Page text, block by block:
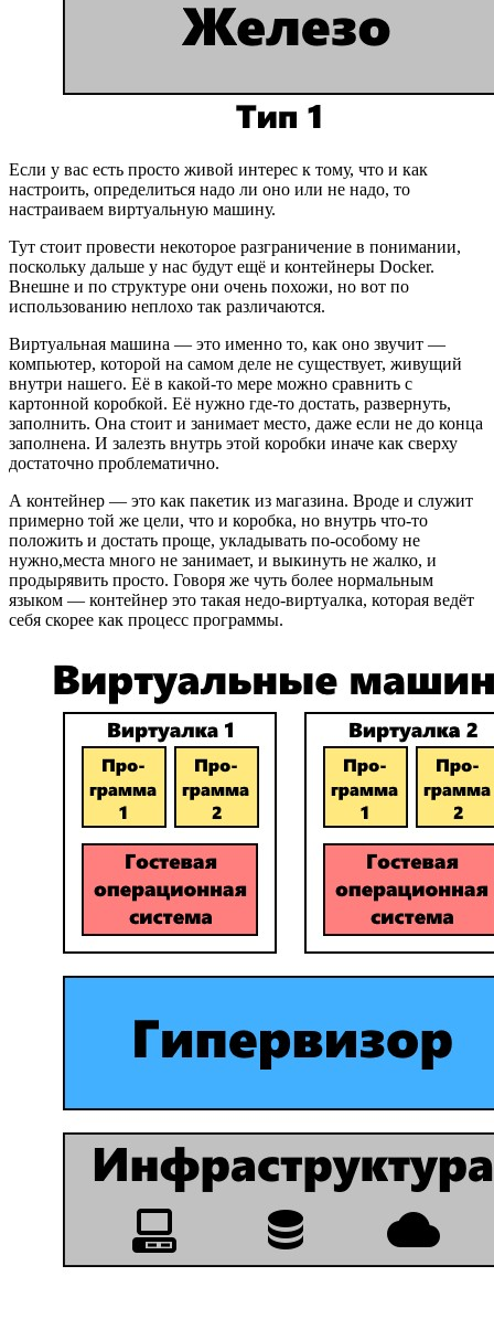
Если у вас есть просто живой интерес к тому, что и как
настроить, определиться надо ли оно или не надо, то
настраиваем виртуальную машину.
Тут стоит провести некоторое разграничение в понимании,
поскольку дальше у нас будут ещё и контейнеры Docker.
Внешне и по структуре они очень похожи, но вот по
использованию неплохо так различаются.
Виртуальная машина — это именно то, как оно звучит —
компьютер, которой на самом деле не существует, живущий
внутри нашего. Её в какой-то мере можно сравнить с
картонной коробкой. Её нужно где-то достать, развернуть,
заполнить. Она стоит и занимает место, даже если не до конца
заполнена. И залезть внутрь этой коробки иначе как сверху
достаточно проблематично.
А контейнер — это как пакетик из магазина. Вроде и служит
примерно той же цели, что и коробка, но внутрь что-то
положить и достать проще, укладывать по-особому не
нужно,места много не занимает, и выкинуть не жалко, и
продырявить просто. Говоря же чуть более нормальным
языком — контейнер это такая недо-виртуалка, которая ведёт
себя скорее как процесс программы.